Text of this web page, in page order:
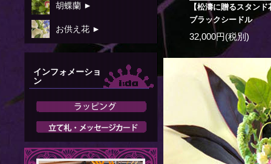
【松濤に贈るスタンド
ブラックシードル
32,000円(税別)
胡蝶蘭 ►
お供え花 ►
インフォメーショ
ン